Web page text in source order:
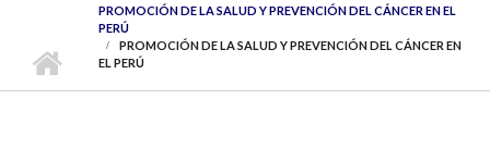
PROMOCIÓN DE LA SALUD Y PREVENCIÓN DEL CÁNCER EN EL
PERÚ
PROMOCIÓN DE LA SALUD Y PREVENCIÓN DEL CÁNCER EN
EL PERÚ